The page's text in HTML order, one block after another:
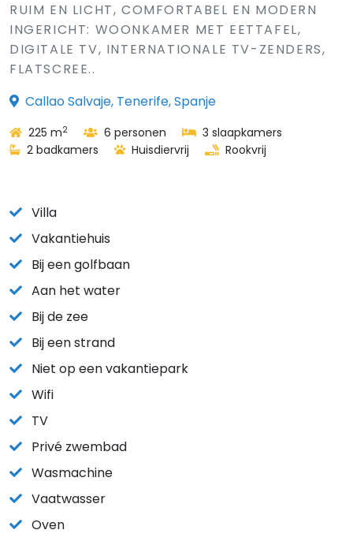
RUIM EN LICHT, COMFORTABEL EN MODERN
INGERICHT: WOONKAMER MET EETTAFEL,
DIGITALE TV, INTERNATIONALE TV-ZENDERS,
FLATSCREE..
Callao Salvaje, Tenerife, Spanje
225 m2 6 personen
3 slaapkamers
2 badkamers
Huisdiervrij Rookvrij
Villa
Vakantiehuis
Bij een golfbaan
Aan het water
Bij de zee
Bij een strand
Niet op een vakantiepark
Wifi
TV
Privé zwembad
Wasmachine
Vaatwasser
Oven